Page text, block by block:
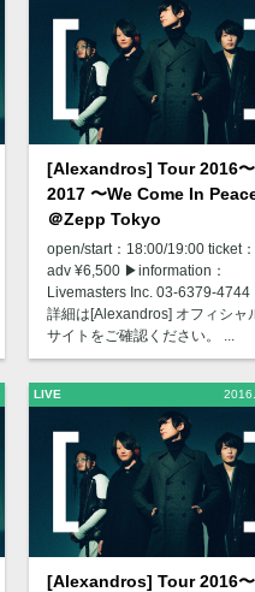
[Alexandros] Tour 2016〜
2017 〜We Come In
＠Zepp Tokyo
open/start：18:00/19:00 ticket：
adv ¥6,500 ▶︎information：
Livemasters Inc. 03-6379-
詳細は[Alexandros] オフィシャ
サイトをご確認ください。 ...
LIVE
[Alexandros] Tour 2016〜